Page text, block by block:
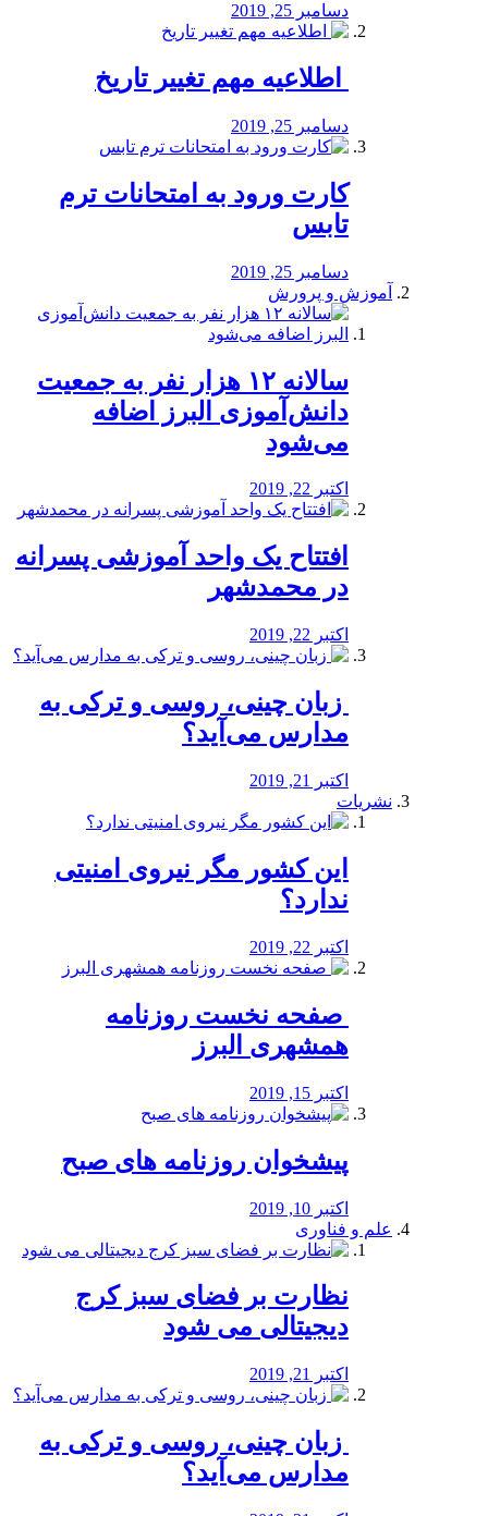
دسامبر 25, 2019
️ اطلاعیه مهم تغییر تاریخ
دسامبر 25, 2019
کارت ورود به امتحانات ترم
تابس
دسامبر 25, 2019
آموزش و پرورش
️سالانه ۱۲ هزار نفر به جمعیت
دانش‌آموزی البرز اضافه
می‌شود
اکتبر 22, 2019
افتتاح یک واحد آموزشی پسرانه
در محمدشهر
اکتبر 22, 2019
️ زبان چینی، روسی و ترکی به
مدارس می‌آید؟
اکتبر 21, 2019
نشریات
این کشور مگر نیروی امنیتی
ندارد؟
اکتبر 22, 2019
️ صفحه نخست روزنامه‌
همشهری البرز
اکتبر 15, 2019
پیشخوان روزنامه های صبح
اکتبر 10, 2019
علم و فناوری
نظارت بر فضای سبز کرج
دیجیتالی می شود
اکتبر 21, 2019
️ زبان چینی، روسی و ترکی به
مدارس می‌آید؟